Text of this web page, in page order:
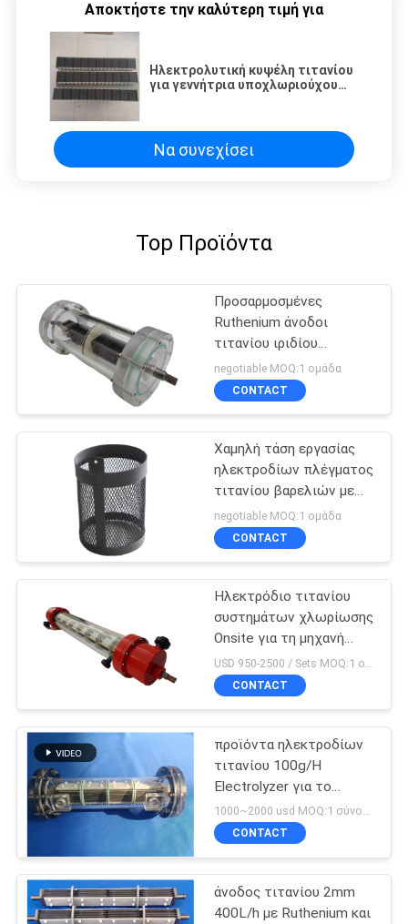
Αποκτήστε την καλύτερη τιμή για
Ηλεκτρολυτική κυψέλη τιτανίου
για γεννήτρια υποχλωριούχου
Να συνεχίσει
Top Προϊόντα
Προσαρμοσμένες
Ruthenium άνοδοι
τιτανίου ιριδίου
ντυμένες οξείδιο για το
θαλασσινό νερό
ηλεκτρόλυσης
negotiable MOQ:1 ομάδα
CONTACT
Χαμηλή τάση εργασίας
ηλεκτροδίων πλέγματος
τιτανίου βαρελιών με
Ruthenium το
επίστρωμα ιριδίου
negotiable MOQ:1 ομάδα
CONTACT
Ηλεκτρόδιο τιτανίου
συστημάτων χλωρίωσης
Onsite για τη μηχανή
ηλεκτρόλυσης
θαλασσινού νερού
USD 950-2500 / Sets MOQ:1 ομάδα
CONTACT
προϊόντα ηλεκτροδίων
τιτανίου 100g/H
Electrolyzer για το
υποχλωριώδες άλας
νατρίου
1000~2000 usd MOQ:1 σύνολο
CONTACT
άνοδος τιτανίου 2mm
400L/h με Ruthenium και